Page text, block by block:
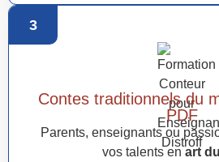
3
Contes traditionnels du
PDF
Parents, enseignants ou
vos talents en art